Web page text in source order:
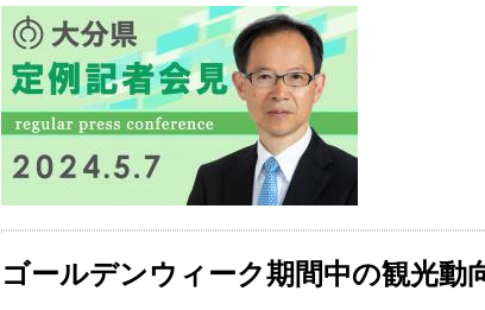
ゴールデンウィーク期間中の観光動